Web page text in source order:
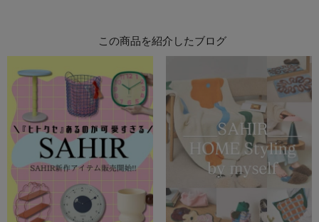
この商品を紹介したブログ